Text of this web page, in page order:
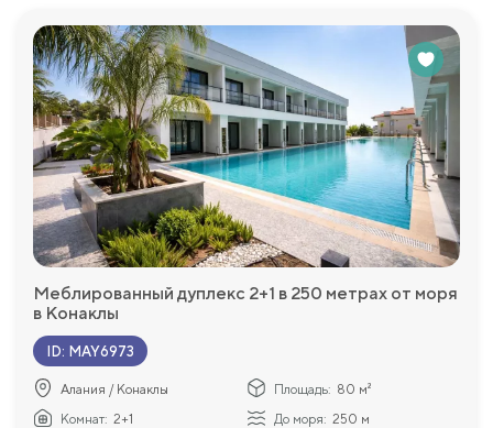
Меблированный дуплекс 2+1 в 250 метрах от моря
в Конаклы
ID: MAY6973
Алания / Конаклы Площадь: 80 м²
Комнат: 2+1 До моря: 250 м